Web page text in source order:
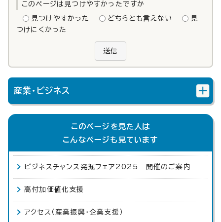
このページは見つけやすかったですか
見つけやすかった どちらとも言えない
見
つけにくかった
送信
産業・ビジネス
このページを見た人は
こんなページも見ています
ビジネスチャンス発掘フェア2025 開催のご案内
高付加価値化支援
アクセス（産業振興・企業支援）